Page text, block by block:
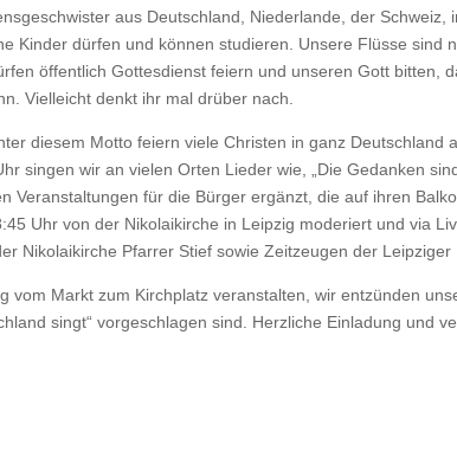
aus Deutschland, Niederlande, der
Kinder dürfen und können studieren. Unsere Flüsse
öffentlich Gottesdienst feiern und unseren Gott bitten,
Vielleicht denkt ihr mal drüber nach.
diesem Motto feiern viele Christen in ganz Deutschland
singen wir an vielen Orten Lieder wie, „Die Gedanken
Veranstaltungen für die Bürger ergänzt, die auf ihren
Uhr von der Nikolaikirche in Leipzig moderiert und via
Nikolaikirche Pfarrer Stief sowie Zeitzeugen der
vom Markt zum Kirchplatz veranstalten, wir entzünden
singt“ vorgeschlagen sind. Herzliche Einladung und